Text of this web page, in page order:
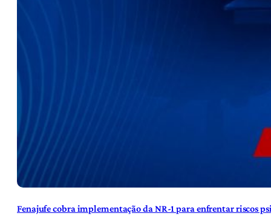
Fenajufe cobra implementação da NR-1 para enfrentar riscos